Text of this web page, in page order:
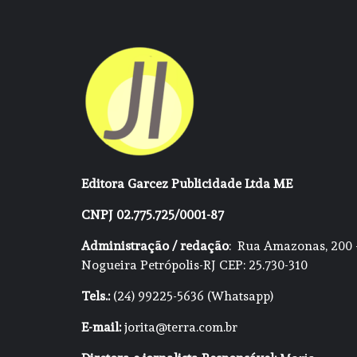
Editora Garcez Publicidade Ltda ME
CNPJ 02.775.725/0001-87
Administração / redação: Rua Amazonas, 200
Nogueira Petrópolis-RJ CEP: 25.730-310
Tels.:(24) 99225-5636 (Whatsapp)
E-mail:jorita@terra.com.br